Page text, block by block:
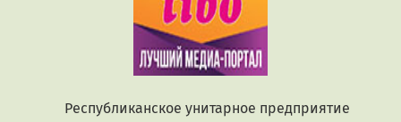
Республиканское унитарное предприятие